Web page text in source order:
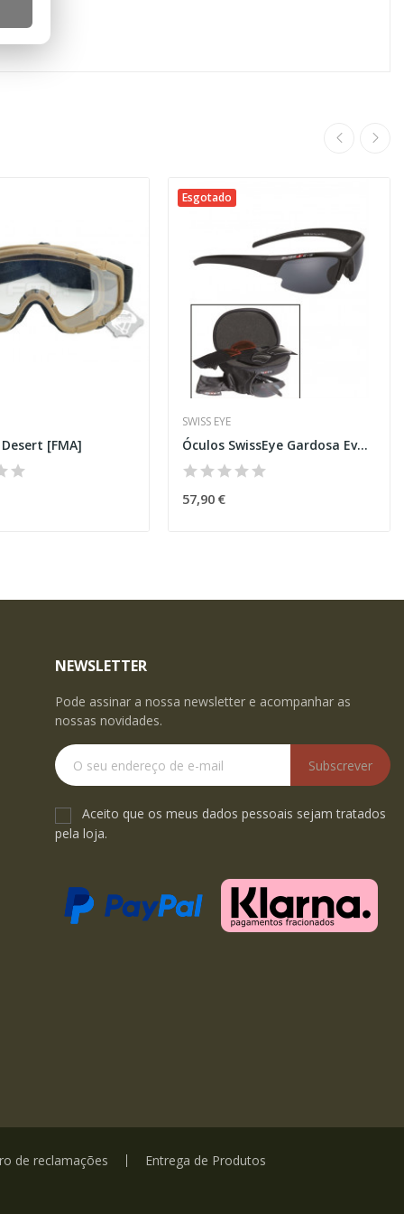
[FMA]
Esgotado
SWISS EYE
Óculos SwissEye Gardosa Evolution S Pretos
57,90 €
NEWSLETTER
Pode assinar a nossa newsletter e acompanhar as
nossas novidades.
Subscrever
Aceito que os meus dados pessoais sejam tratados
pela loja.
de reclamações Entrega de Produtos